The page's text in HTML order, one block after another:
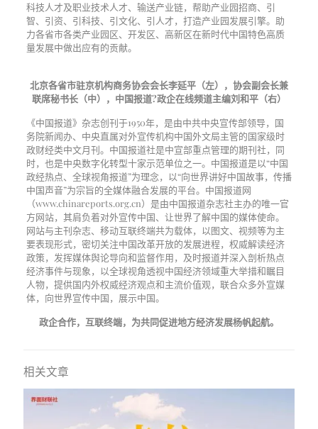
科技人才及职业技术人才、输送产业链，帮助产业园招商、引
智、引资、引科技、引文化、引人才，打造产业园发展引擎。助
力各省市各类产业园区、开发区、高新区在新时代中国特色高质
量发展中做出应有的贡献。
北京各省市驻京机构商务协会会长李延平（左），协会副会长兼
联席秘书长（中），中国报道?政企在线频道主编刘和平（右）
《中国报道》杂志创刊于1950年，是由中共中央宣传部领导，国
务院新闻办、中央直属对外宣传机构中国外文局主管的国家级时
政财经类中文月刊。中国报道社是中宣部重点管理的期刊社，同
时，也是中央数字化转型十家示范单位之一。中国报道是以“中国
政经热点、全球视角报道”为理念，以“向世界讲好中国故事，传播
中国声音”为宗旨的全媒体融合发展的平台。中国报道网
（www.chinareports.org.cn）是由中国报道杂志社主办的唯一官
方网站，其肩负着对外宣传中国、让世界了解中国的媒体使命。
网站与主刊杂志、移动互联终端共为载体，以图文、视频等为主
要表现形式，密切关注中国改革开放的发展进程，权威解读经济
政策，发挥媒体舆论导向和监督作用，及时报道并深入剖析热点
经济事件与现象，以全球视角透视中国经济领域重大举措和瞩目
人物，提供国内外权威经济观点和主流价值观，联合众多外宣媒
体，向世界宣传中国，展示中国。
政企合作，互联终端，为共同促进地方经济发展杨帆起航。
相关文章